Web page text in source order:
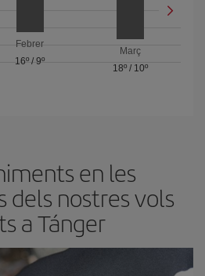
Febrer
16º / 9º
Març
18º / 10º
en les
dels nostres vols
a Tánger